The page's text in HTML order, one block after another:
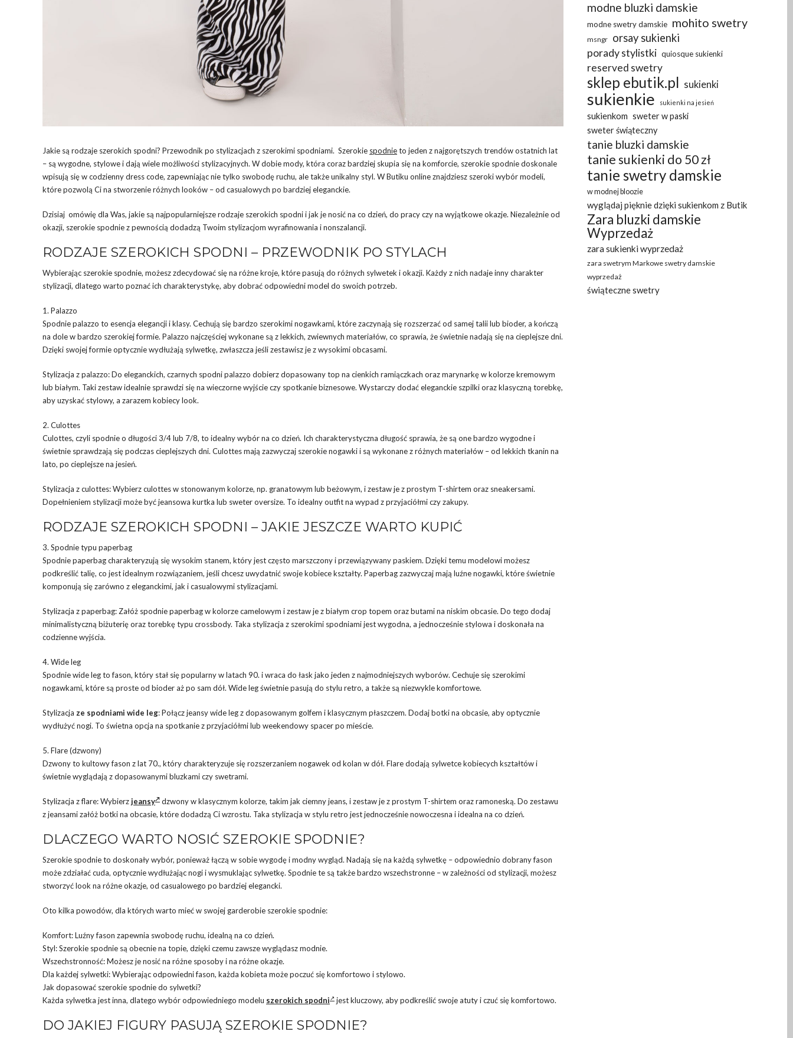
Jakie są rodzaje szerokich spodni? Przewodnik po stylizacjach z szerokimi spodniami. Szerokie spodnieto jeden z najgorętszych trendów ostatnich lat
– są wygodne, stylowe i dają wiele możliwości stylizacyjnych. W dobie mody, która coraz bardziej skupia się na komforcie, szerokie spodnie doskonale
wpisują się w codzienny dress code, zapewniając nie tylko swobodę ruchu, ale także unikalny styl. W Butiku online znajdziesz szeroki wybór modeli,
które pozwolą Ci na stworzenie różnych looków – od casualowych po bardziej eleganckie.
Dzisiaj omówię dla Was, jakie są najpopularniejsze rodzaje szerokich spodni i jak je nosić na co dzień, do pracy czy na wyjątkowe okazje. Niezależnie od
okazji, szerokie spodnie z pewnością dodadzą Twoim stylizacjom wyrafinowania i nonszalancji.
RODZAJE SZEROKICH SPODNI – PRZEWODNIK PO STYLACH
Wybierając szerokie spodnie, możesz zdecydować się na różne kroje, które pasują do różnych sylwetek i okazji. Każdy z nich nadaje inny charakter
stylizacji, dlatego warto poznać ich charakterystykę, aby dobrać odpowiedni model do swoich potrzeb.
1. Palazzo
Spodnie palazzo to esencja elegancji i klasy. Cechują się bardzo szerokimi nogawkami, które zaczynają się rozszerzać od samej talii lub bioder, a kończą
na dole w bardzo szerokiej formie. Palazzo najczęściej wykonane są z lekkich, zwiewnych materiałów, co sprawia, że świetnie nadają się na cieplejsze dni.
Dzięki swojej formie optycznie wydłużają sylwetkę, zwłaszcza jeśli zestawisz je z wysokimi obcasami.
Stylizacja z palazzo: Do eleganckich, czarnych spodni palazzo dobierz dopasowany top na cienkich ramiączkach oraz marynarkę w kolorze kremowym
lub białym. Taki zestaw idealnie sprawdzi się na wieczorne wyjście czy spotkanie biznesowe. Wystarczy dodać eleganckie szpilki oraz klasyczną torebkę,
aby uzyskać stylowy, a zarazem kobiecy look.
2. Culottes
Culottes, czyli spodnie o długości 3/4 lub 7/8, to idealny wybór na co dzień. Ich charakterystyczna długość sprawia, że są one bardzo wygodne i
świetnie sprawdzają się podczas cieplejszych dni. Culottes mają zazwyczaj szerokie nogawki i są wykonane z różnych materiałów – od lekkich tkanin na
lato, po cieplejsze na jesień.
Stylizacja z culottes: Wybierz culottes w stonowanym kolorze, np. granatowym lub beżowym, i zestaw je z prostym T-shirtem oraz sneakersami.
Dopełnieniem stylizacji może być jeansowa kurtka lub sweter oversize. To idealny outfit na wypad z przyjaciółmi czy zakupy.
RODZAJE SZEROKICH SPODNI – JAKIE JESZCZE WARTO KUPIĆ
3. Spodnie typu paperbag
Spodnie paperbag charakteryzują się wysokim stanem, który jest często marszczony i przewiązywany paskiem. Dzięki temu modelowi możesz
podkreślić talię, co jest idealnym rozwiązaniem, jeśli chcesz uwydatnić swoje kobiece kształty. Paperbag zazwyczaj mają luźne nogawki, które świetnie
komponują się zarówno z eleganckimi, jak i casualowymi stylizacjami.
Stylizacja z paperbag: Załóż spodnie paperbag w kolorze camelowym i zestaw je z białym crop topem oraz butami na niskim obcasie. Do tego dodaj
minimalistyczną biżuterię oraz torebkę typu crossbody. Taka stylizacja z szerokimi spodniami jest wygodna, a jednocześnie stylowa i doskonała na
codzienne wyjścia.
4. Wide leg
Spodnie wide leg to fason, który stał się popularny w latach 90. i wraca do łask jako jeden z najmodniejszych wyborów. Cechuje się szerokimi
nogawkami, które są proste od bioder aż po sam dół. Wide leg świetnie pasują do stylu retro, a także są niezwykle komfortowe.
Stylizacja ze spodniami wide leg: Połącz jeansy wide leg z dopasowanym golfem i klasycznym płaszczem. Dodaj botki na obcasie, aby optycznie
wydłużyć nogi. To świetna opcja na spotkanie z przyjaciółmi lub weekendowy spacer po mieście.
5. Flare (dzwony)
Dzwony to kultowy fason z lat 70., który charakteryzuje się rozszerzaniem nogawek od kolan w dół. Flare dodają sylwetce kobiecych kształtów i
świetnie wyglądają z dopasowanymi bluzkami czy swetrami.
Stylizacja z flare: Wybierzjeansy
dzwony w klasycznym kolorze, takim jak ciemny jeans, i zestaw je z prostym T-shirtem oraz ramoneską. Do zestawu
z jeansami załóż botki na obcasie, które dodadzą Ci wzrostu. Taka stylizacja w stylu retro jest jednocześnie nowoczesna i idealna na co dzień.
DLACZEGO WARTO NOSIĆ SZEROKIE SPODNIE?
Szerokie spodnie to doskonały wybór, ponieważ łączą w sobie wygodę i modny wygląd. Nadają się na każdą sylwetkę – odpowiednio dobrany fason
może zdziałać cuda, optycznie wydłużając nogi i wysmuklając sylwetkę. Spodnie te są także bardzo wszechstronne – w zależności od stylizacji, możesz
stworzyć look na różne okazje, od casualowego po bardziej elegancki.
Oto kilka powodów, dla których warto mieć w swojej garderobie szerokie spodnie:
Komfort: Luźny fason zapewnia swobodę ruchu, idealną na co dzień.
Styl: Szerokie spodnie są obecnie na topie, dzięki czemu zawsze wyglądasz modnie.
Wszechstronność: Możesz je nosić na różne sposoby i na różne okazje.
Dla każdej sylwetki: Wybierając odpowiedni fason, każda kobieta może poczuć się komfortowo i stylowo.
Jak dopasować szerokie spodnie do sylwetki?
Każda sylwetka jest inna, dlatego wybór odpowiedniego modelu szerokich spodni jest kluczowy, aby podkreślić swoje atuty i czuć się komfortowo.
DO JAKIEJ FIGURY PASUJĄ SZEROKIE SPODNIE?
modne bluzki damskie
modne swetry damskie mohito swetry
msngr
orsay sukienki
porady stylistki quiosque sukienki
reserved swetry
sklep ebutik.pl sukienki
sukienkie sukienki na jesień
sukienkom sweter w paski
sweter świąteczny
tanie bluzki damskie
tanie sukienki do 50 zł
tanie swetry damskie
w modnej bloozie
wyglądaj pięknie dzięki sukienkom z Butik
Zara bluzki damskie
Wyprzedaż
zara sukienki wyprzedaż
zara swetrym Markowe swetry damskie
wyprzedaż
świąteczne swetry